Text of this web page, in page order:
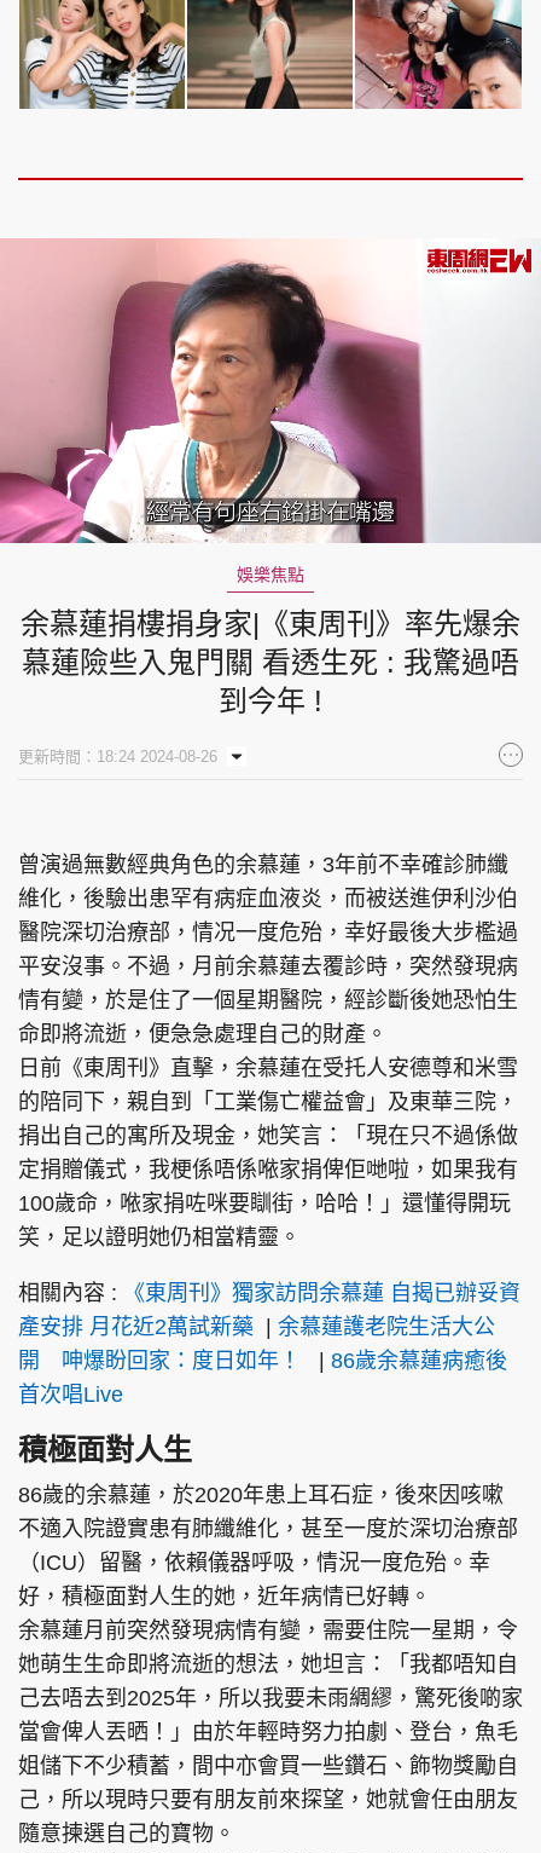
Unmute Loaded:
8.32%
娛樂焦點
余慕蓮捐樓捐身家|《東周刊》率先爆余
慕蓮險些入鬼門關 看透生死 : 我驚過唔
到今年 !
更新時間：18:24 2024-08-26
曾演過無數經典角色的余慕蓮，3年前不幸確診肺纖
維化，後驗出患罕有病症血液炎，而被送進伊利沙伯
醫院深切治療部，情况一度危殆，幸好最後大步檻過
平安沒事。不過，月前余慕蓮去覆診時，突然發現病
情有變，於是住了一個星期醫院，經診斷後她恐怕生
命即將流逝，便急急處理自己的財產。
日前《東周刊》直擊，余慕蓮在受托人安德尊和米雪
的陪同下，親自到「工業傷亡權益會」及東華三院，
捐出自己的寓所及現金，她笑言：「現在只不過係做
定捐贈儀式，我梗係唔係𠵱家捐俾佢哋啦，如果我有
100歲命，𠵱家捐咗咪要瞓街，哈哈！」還懂得開玩
笑，足以證明她仍相當精靈。
相關內容 :
《東周刊》獨家訪問余慕蓮 自揭已辦妥資
產安排 月花近2萬試新藥 | 余慕蓮護老院生活大公
開 呻爆盼回家：度日如年！
| 86歲余慕蓮病癒後
首次唱Live
積極面對人生
86歲的余慕蓮，於2020年患上耳石症，後來因咳嗽
不適入院證實患有肺纖維化，甚至一度於深切治療部
（ICU）留醫，依賴儀器呼吸，情況一度危殆。幸
好，積極面對人生的她，近年病情已好轉。
余慕蓮月前突然發現病情有變，需要住院一星期，令
她萌生生命即將流逝的想法，她坦言：「我都唔知自
己去唔去到2025年，所以我要未雨綢繆，驚死後啲家
當會俾人丟晒！」由於年輕時努力拍劇、登台，魚毛
姐儲下不少積蓄，間中亦會買一些鑽石、飾物獎勵自
己，所以現時只要有朋友前來探望，她就會任由朋友
隨意揀選自己的寶物。